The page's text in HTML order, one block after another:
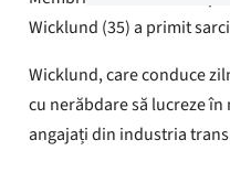
Wicklund (35) a primit
Wicklund, care conduce
cu nerăbdare să lucreze
angajați din industria